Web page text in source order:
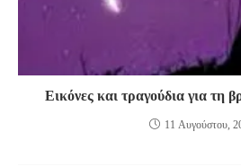
Εικόνες και τραγούδια για τη
11 Αυγούστου,